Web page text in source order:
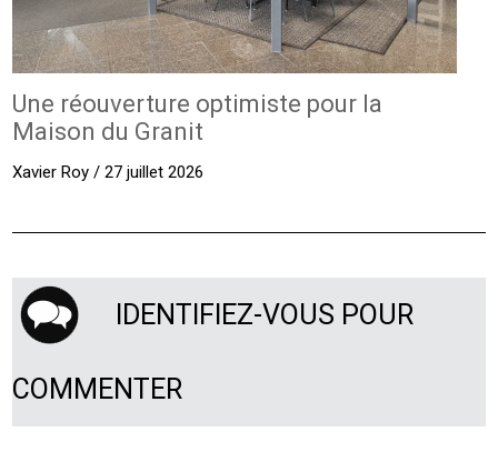
Une réouverture optimiste pour la
Maison du Granit
Xavier Roy / 27 juillet 2026
IDENTIFIEZ-VOUS POUR
COMMENTER